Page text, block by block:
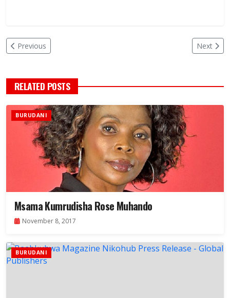
Previous Next
RELATED POSTS
BURUDANI
Msama Kumrudisha Rose Muhando
November 8, 2017
BURUDANI